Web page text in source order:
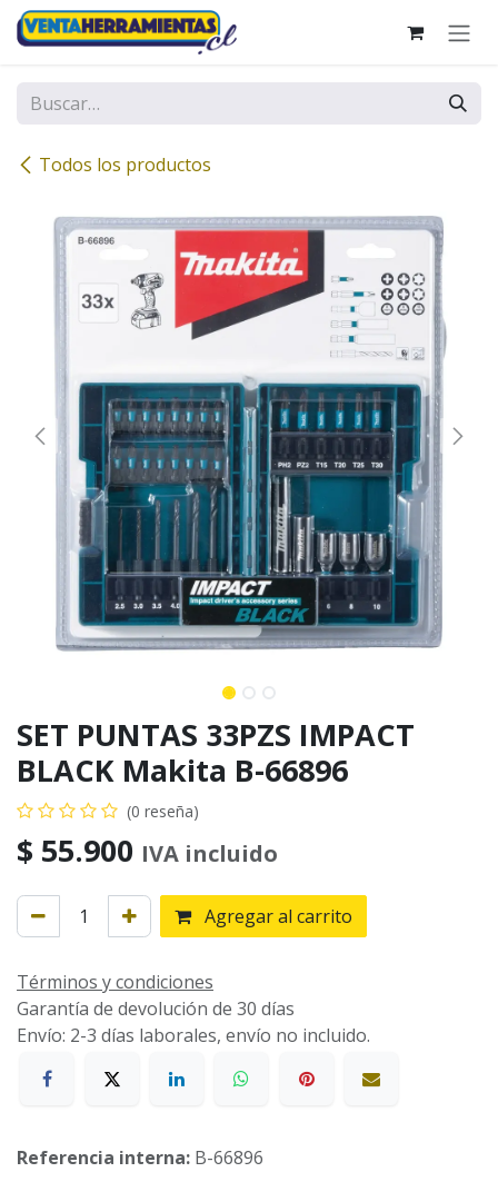
Ir al contenido
Todos los productos
SET PUNTAS 33PZS IMPACT
BLACK Makita B-66896
(0 reseña)
$ 55.900 IVA incluido
Agregar al carrito
Términos y condiciones
Garantía de devolución de 30 días
Envío: 2-3 días laborales, envío no incluido.
Referencia interna: B-66896